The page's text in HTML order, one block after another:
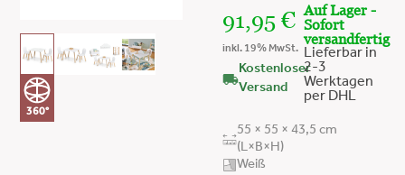
360°
91,95€
inkl. 19% MwSt.
Kostenloser
Versand
Auf Lager -
Sofort
versandfertig
Lieferbar in
2-3
Werktagen
per DHL
55 × 55 × 43,5 cm
(L×B×H)
Weiß